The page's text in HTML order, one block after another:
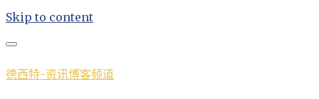
Skip to content
德西特-资讯博客频道